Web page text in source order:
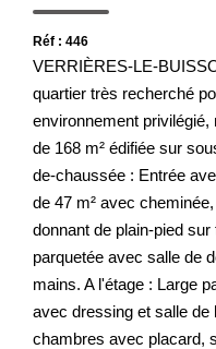
Réf : 446
VERRIÈRES-LE-
quartier très recherché
environnement
de 168 m² édifiée sur
de-chaussée : Entrée
de 47 m² avec
donnant de plain-pied
parquetée avec salle de
mains. A l'étage : Large
avec dressing et salle de
chambres avec placard,